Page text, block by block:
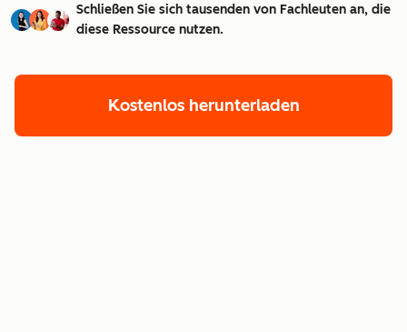
Schließen Sie sich tausenden von Fachleuten an, die
diese Ressource nutzen.
Kostenlos herunterladen